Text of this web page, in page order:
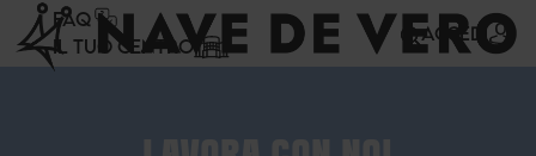
FAQ
IL TUO CENTRO
ACCEDI
Pannello di gestione dei cookies